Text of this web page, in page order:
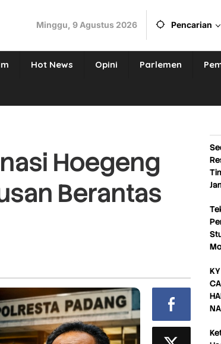
Minggu, 9 Agustus 2026 Pencarian
Hot News Opini Parlemen
Hoegeng
Berantas